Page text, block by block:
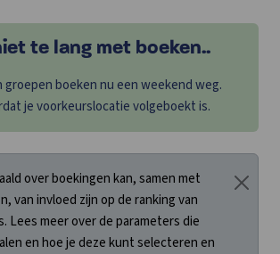
te lang met boeken..
groepen boeken nu een weekend weg.
je voorkeurslocatie volgeboekt is.
over boekingen kan, samen met
van invloed zijn op de ranking van
Lees meer over de parameters die
en hoe je deze kunt selecteren en